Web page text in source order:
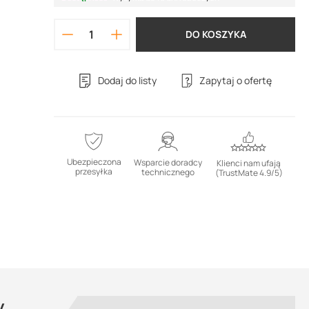
DO KOSZYKA
Dodaj do listy Zapytaj o ofertę
Ubezpieczona
przesyłka
Wsparcie doradcy
technicznego
Klienci nam ufają
(TrustMate 4.9/5)